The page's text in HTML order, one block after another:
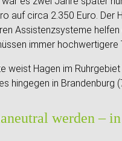
auf circa 2.350 Euro. Der
Assistenzsysteme
immer
weist Hagen im
hingegen in Brandenburg
werden –